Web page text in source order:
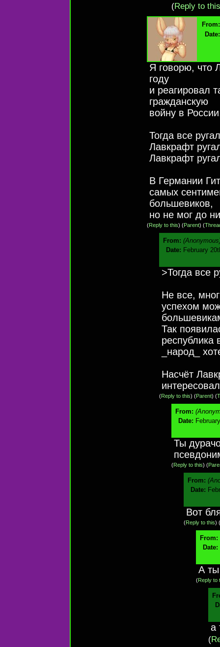
(Reply to this
From:
Date:
Я говорю, что
году
и реагировал
гражданскую
войну в
Тогда все
Лавкрафт
Лавкрафт
В Германии
самых
большевиков,
но не мог до
(Reply to this) (Parent) (
From:
Date: February
>Тогда все
Не все,
успехом
Так
республика
_народ_
Насчёт
(Reply to this) (Parent) (
From:
Date:
Ты
(Reply to this) (
From:
Date:
Вот
(Reply to this) (
From:
Date:
А ты
(Reply to
а
(